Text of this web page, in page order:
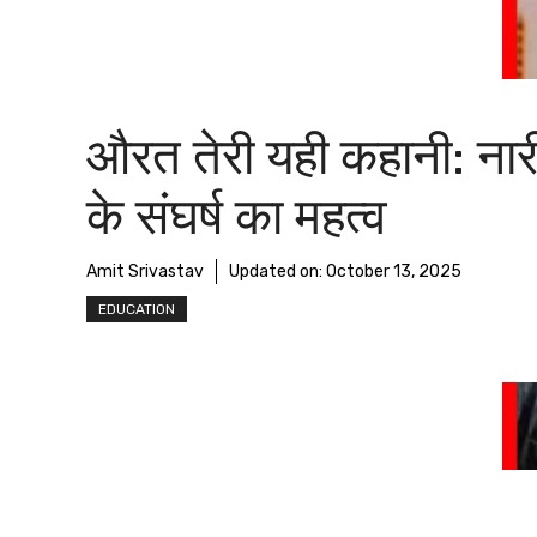
औरत तेरी यही कहानी:
के संघर्ष का महत्व
Amit Srivastav Updated on: October 13, 2025
EDUCATION